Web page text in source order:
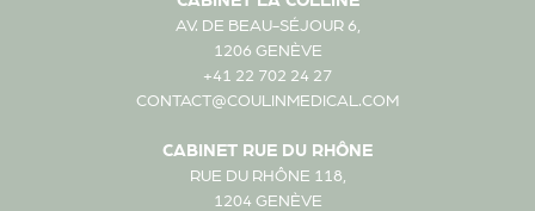
AV. DE BEAU-SÉJOUR 6,
1206 GENÈVE
+41 22 702 24 27
CONTACT@COULINMEDICAL.COM
CABINET RUE DU RHÔNE
RUE DU RHÔNE 118,
1204 GENÈVE